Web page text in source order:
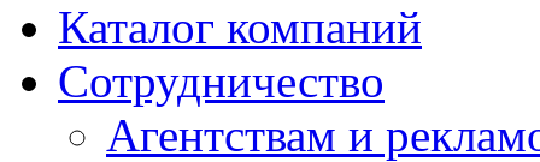
Каталог компаний
Сотрудничество
Агентствам и